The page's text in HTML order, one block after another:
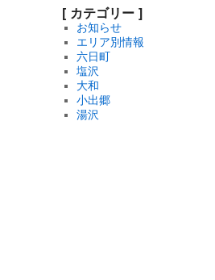
[ カテゴリー ]
お知らせ
エリア別情報
六日町
塩沢
大和
小出郷
湯沢